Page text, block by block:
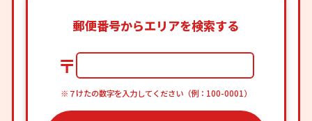
郵便番号からエリアを検索する
〒
※７けたの数字を入力してください（例：100-0001）